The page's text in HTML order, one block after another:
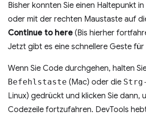
Bisher konnten Sie einen Haltepunkt
oder mit der rechten Maustaste auf
Continue to here (Bis hierher
Jetzt gibt es eine schnellere Geste
Wenn Sie Code durchgehen, halten
Befehlstaste (Mac) oder die
Linux) gedrückt und klicken Sie dann,
Codezeile fortzufahren. DevTools